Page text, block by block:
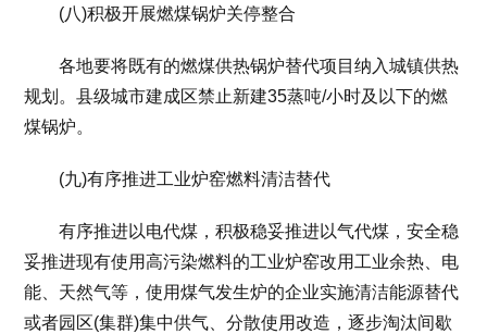
(八)积极开展燃煤锅炉关停整合
各地要将既有的燃煤供热锅炉替代项目纳入城镇供热
规划。县级城市建成区禁止新建35蒸吨/小时及以下的燃
煤锅炉。
(九)有序推进工业炉窑燃料清洁替代
有序推进以电代煤，积极稳妥推进以气代煤，安全稳
妥推进现有使用高污染燃料的工业炉窑改用工业余热、电
能、天然气等，使用煤气发生炉的企业实施清洁能源替代
或者园区(集群)集中供气、分散使用改造，逐步淘汰间歇